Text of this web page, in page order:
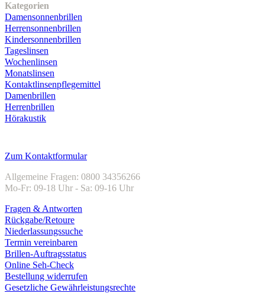
Kategorien
Damensonnenbrillen
Herrensonnenbrillen
Kindersonnenbrillen
Tageslinsen
Wochenlinsen
Monatslinsen
Kontaktlinsenpflegemittel
Damenbrillen
Herrenbrillen
Hörakustik
Zum Kontaktformular
Allgemeine Fragen: 0800 34356266
Mo-Fr: 09-18 Uhr - Sa: 09-16 Uhr
Fragen & Antworten
Rückgabe/Retoure
Niederlassungssuche
Termin vereinbaren
Brillen-Auftragsstatus
Online Seh-Check
Bestellung widerrufen
Gesetzliche Gewährleistungsrechte